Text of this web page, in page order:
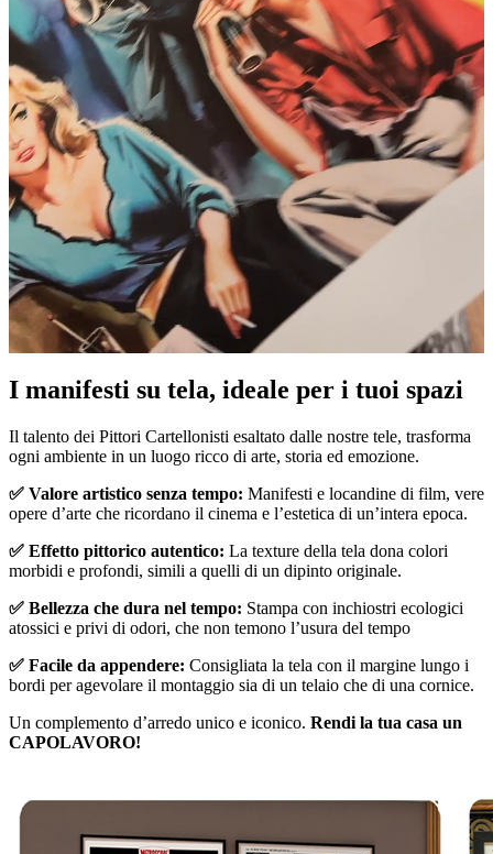
Pause
I manifesti su tela, ideale per i tuoi spazi
Il talento dei Pittori Cartellonisti esaltato dalle nostre tele, trasforma
ogni ambiente in un luogo ricco di arte, storia ed emozione.
✅ Valore artistico senza tempo: Manifesti e locandine di film, vere
opere d’arte che ricordano il cinema e l’estetica di un’intera epoca.
✅ Effetto pittorico autentico: La texture della tela dona colori
morbidi e profondi, simili a quelli di un dipinto originale.
✅ Bellezza che dura nel tempo: Stampa con inchiostri ecologici
atossici e privi di odori, che non temono l’usura del tempo
✅ Facile da appendere: Consigliata la tela con il margine lungo i
bordi per agevolare il montaggio sia di un telaio che di una cornice.
Un complemento d’arredo unico e iconico. Rendi la tua casa un
CAPOLAVORO!